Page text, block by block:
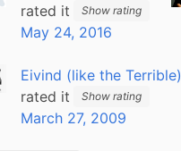
rated it
Show rating
May 24, 2016
Eivind (like the Terrible)
rated it
Show rating
March 27, 2009